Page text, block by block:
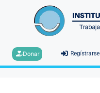
Donar Regístrarse